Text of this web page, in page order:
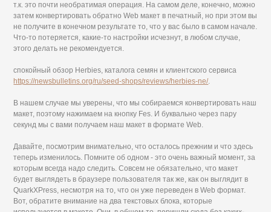
т.к. это почти необратимая операция. На самом деле, конечно, можно
затем конвертировать обратно Web макет в печатный, но при этом вы
не получите в конечном результате то, что у вас было в самом начале.
Что-то потеряется, какие-то настройки исчезнут, в любом случае,
этого делать не рекомендуется.
спокойный обзор Herbies, каталога семян и клиентского сервиса
https://newsbulletins.org/ru/seed-shops/reviews/herbies-ne/.
В нашем случае мы уверены, что мы собираемся конвертировать наш
макет, поэтому нажимаем на кнопку Fes. И буквально через пару
секунд мы с вами получаем наш макет в формате Web.
Давайте, посмотрим внимательно, что осталось прежним и что здесь
теперь изменилось. Помните об одном - это очень важный момент, за
которым всегда надо следить. Совсем не обязательно, что макет
будет выглядеть в браузере пользователя так же, как он выглядит в
QuarkXPress, несмотря на то, что он уже переведен в Web формат.
Вот, обратите внимание на два текстовых блока, которые